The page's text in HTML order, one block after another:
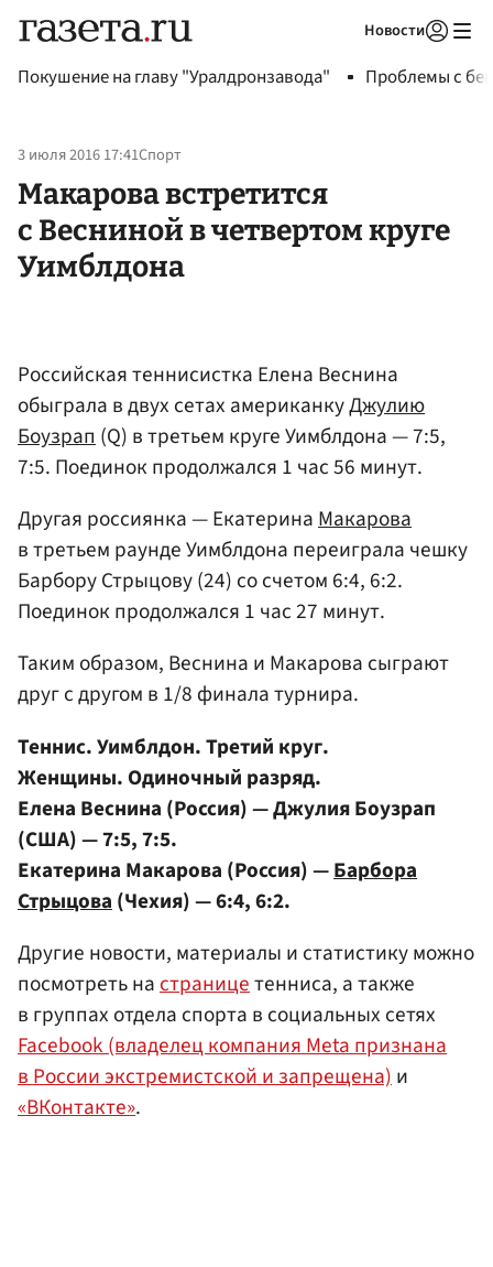
Новости
Покушение на главу "Уралдронзавода" Проблемы с
3 июля 2016 17:41Спорт
Макарова встретится
с Весниной в четвертом круге
Уимблдона
Российская теннисистка Елена Веснина
обыграла в двух сетах американкуДжулию
Боузрап(Q) в третьем круге Уимблдона — 7:5,
7:5. Поединок продолжался 1 час 56 минут.
Другая россиянка — ЕкатеринаМакарова
в третьем раунде Уимблдона переиграла чешку
Барбору Стрыцову (24) со счетом 6:4, 6:2.
Поединок продолжался 1 час 27 минут.
Таким образом, Веснина и Макарова сыграют
друг с другом в 1/8 финала турнира.
Теннис. Уимблдон. Третий круг.
Женщины. Одиночный разряд.
Елена Веснина (Россия) — Джулия Боузрап
(США) — 7:5, 7:5.
Екатерина Макарова (Россия) —Барбора
Стрыцова (Чехия) — 6:4, 6:2.
Другие новости, материалы и статистику можно
посмотреть настраницетенниса, а также
в группах отдела спорта в социальных сетях
Facebook (владелец компания Meta признана
в России экстремистской и запрещена)и
«ВКонтакте».